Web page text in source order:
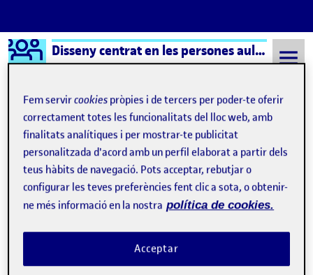
Saltar al contingut
Logo Ágora Disseny centrat en les persones aula 2
Semestre 20211 - Aula 2 24 Setembre, 2021
24 Setembre, 2021
L’espai a redissenyar
Publicat per
Aina Sastre Camps
Data de publicació1 comentari
Fem servircookies pròpies i de tercers per poder-te oferir
correctament totes les funcionalitats del lloc web, amb
finalitats analítiques i per mostrar-te publicitat
personalitzada d'acord amb un perfil elaborat a partir dels
teus hàbits de navegació. Pots acceptar, rebutjar o
configurar les teves preferències fent clic a sota, o obtenir-
ne més informació en la nostra política de cookies.
Acceptar